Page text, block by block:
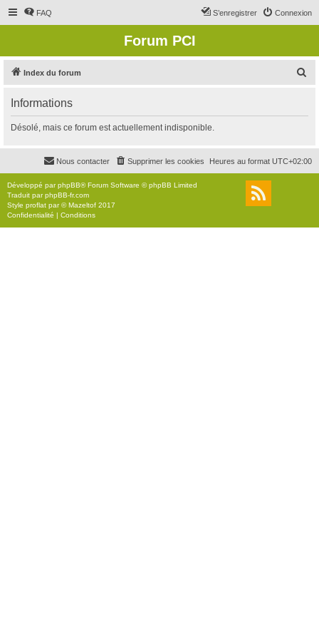
FAQ Connexion
S’enregistrer
Forum PCI
Index du forum
r
c
r
Informations
Désolé, mais ce forum est actuellement indisponible.
Heures au format UTC+02:00
Supprimer les cookies
Nous contacter
Développé parphpBB® Forum Software © phpBB Limited
Traduit parphpBB-fr.com
Style proflat par ©Mazeltof 2017
Confidentialité | Conditions